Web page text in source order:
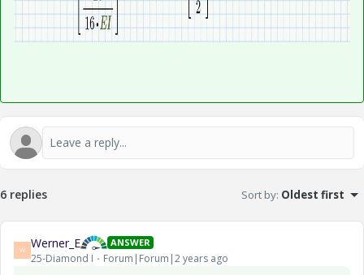
6 replies Sort by: Oldest first
W Werner_E ANSWER
25-Diamond I Forum|Forum|2 years ago